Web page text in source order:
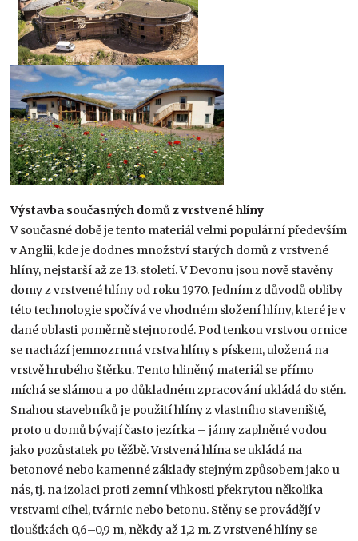
Výstavba současných domů z vrstvené hlíny
V současné době je tento materiál velmi populární především
v Anglii, kde je dodnes množství starých domů z vrstvené
hlíny, nejstarší až ze 13. století. V Devonu jsou nově stavěny
domy z vrstvené hlíny od roku 1970. Jedním z důvodů obliby
této technologie spočívá ve vhodném složení hlíny, které je v
dané oblasti poměrně stejnorodé. Pod tenkou vrstvou ornice
se nachází jemnozrnná vrstva hlíny s pískem, uložená na
vrstvě hrubého štěrku. Tento hliněný materiál se přímo
míchá se slámou a po důkladném zpracování ukládá do stěn.
Snahou stavebníků je použití hlíny z vlastního staveniště,
proto u domů bývají často jezírka – jámy zaplněné vodou
jako pozůstatek po těžbě. Vrstvená hlína se ukládá na
betonové nebo kamenné základy stejným způsobem jako u
nás, tj. na izolaci proti zemní vlhkosti překrytou několika
vrstvami cihel, tvárnic nebo betonu. Stěny se provádějí v
tloušťkách 0,6–0,9 m, někdy až 1,2 m. Z vrstvené hlíny se